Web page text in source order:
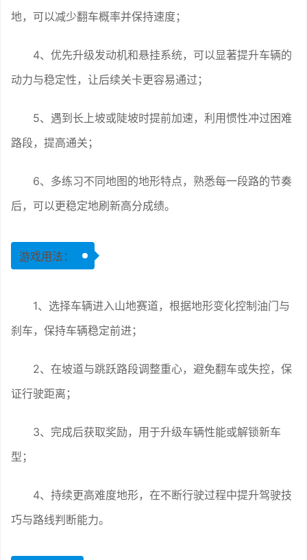
地，可以减少翻车概率并保持速度；
4、优先升级发动机和悬挂系统，可以显著提升车辆的
动力与稳定性，让后续关卡更容易通过；
5、遇到长上坡或陡坡时提前加速，利用惯性冲过困难
路段，提高通关；
6、多练习不同地图的地形特点，熟悉每一段路的节奏
后，可以更稳定地刷新高分成绩。
游戏用法：
1、选择车辆进入山地赛道，根据地形变化控制油门与
刹车，保持车辆稳定前进；
2、在坡道与跳跃路段调整重心，避免翻车或失控，保
证行驶距离；
3、完成后获取奖励，用于升级车辆性能或解锁新车
型；
4、持续更高难度地形，在不断行驶过程中提升驾驶技
巧与路线判断能力。